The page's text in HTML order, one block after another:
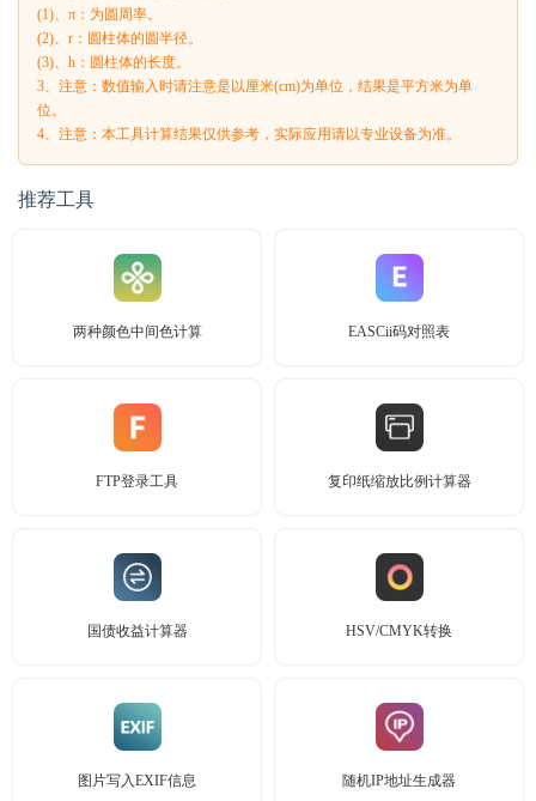
(1)、π：为圆周率。
(2)、r：圆柱体的圆半径。
(3)、h：圆柱体的长度。
3、注意：数值输入时请注意是以厘米(cm)为单位，结果是平方米为单
位。
4、注意：本工具计算结果仅供参考，实际应用请以专业设备为准。
推荐工具
两种颜色中间色计算 EASCii码对照表
FTP登录工具 复印纸缩放比例计算器
国债收益计算器 HSV/CMYK转换
图片写入EXIF信息 随机IP地址生成器